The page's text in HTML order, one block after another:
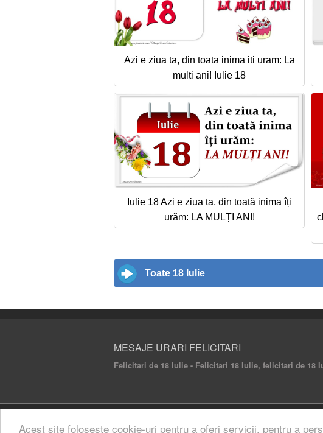
Acest site foloseste cookie-uri pentru a oferi servicii, pentru a
Azi e ziua ta, din toata inima iti uram: La
multi ani! Iulie 18
Iulie 18 Azi e ziua ta, din toată inima îți
urăm: LA MULȚI ANI!
Toate 18 Iulie
MESAJE URARI FELICITARI
Felicitari de 18 Iulie - Felicitari 18 Iulie, felicitari de